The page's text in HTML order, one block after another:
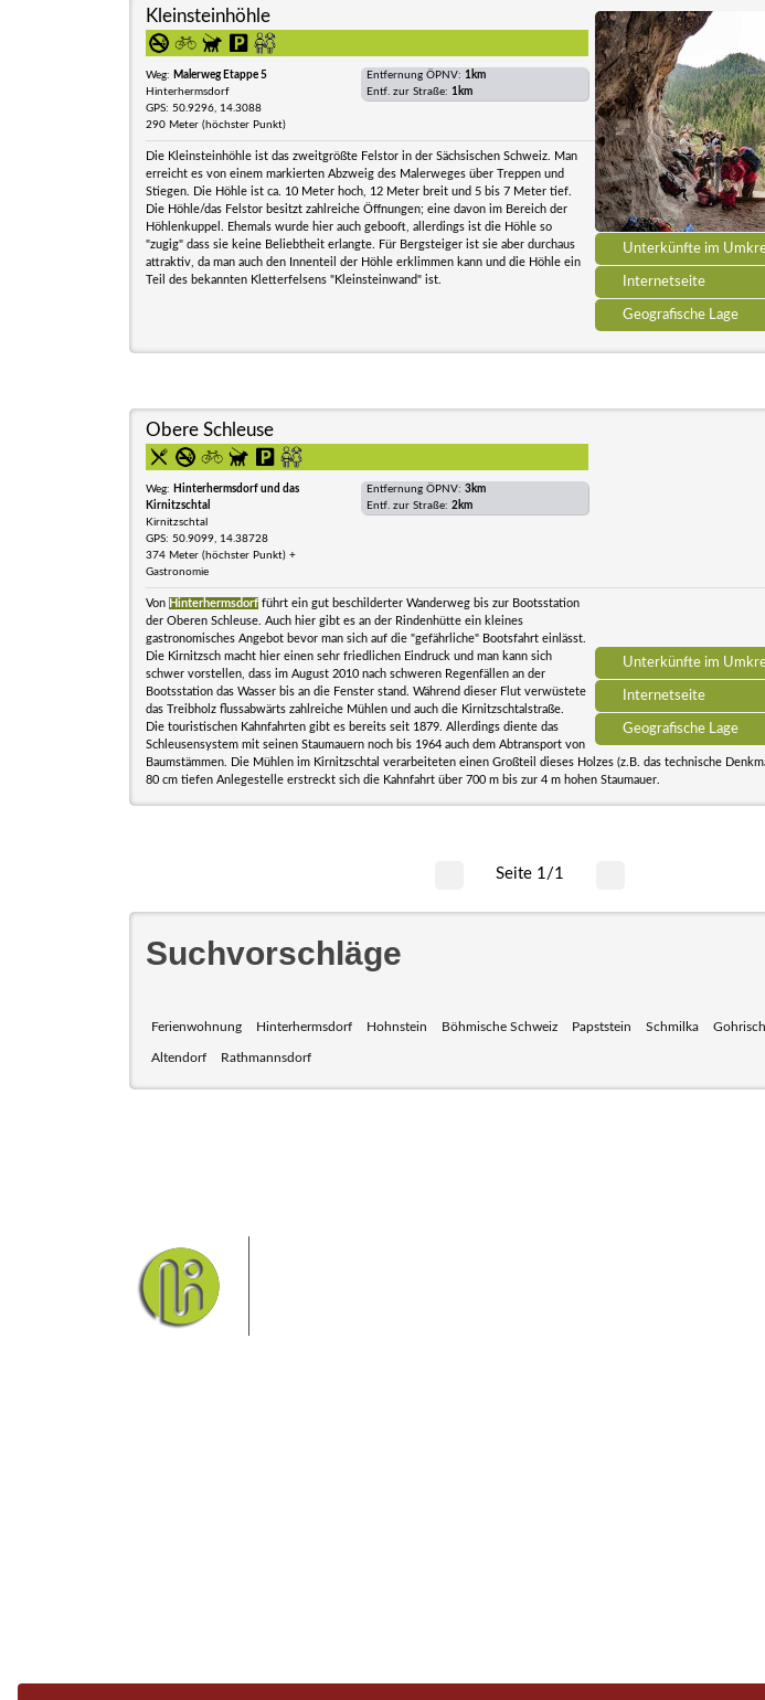
Unterkünfte im
Internetseite
Geografische Lage
Kleinsteinhöhle
Weg: Malerweg Etappe 5
Hinterhermsdorf
GPS: 50.9296, 14.3088
290 Meter (höchster Punkt)
Entfernung ÖPNV: 1km
Entf. zur Straße: 1km
Die Kleinsteinhöhle ist das zweitgrößte Felstor in der Sächsischen Schweiz. Man
erreicht es von einem markierten Abzweig des Malerweges über Treppen und
Stiegen. Die Höhle ist ca. 10 Meter hoch, 12 Meter breit und 5 bis 7 Meter tief.
Die Höhle/das Felstor besitzt zahlreiche Öffnungen; eine davon im Bereich der
Höhlenkuppel. Ehemals wurde hier auch gebooft, allerdings ist die Höhle so
"zugig" dass sie keine Beliebtheit erlangte. Für Bergsteiger ist sie aber durchaus
attraktiv, da man auch den Innenteil der Höhle erklimmen kann und die Höhle ein
Teil des bekannten Kletterfelsens "Kleinsteinwand" ist.
Unterkünfte im
Internetseite
Geografische Lage
Obere Schleuse
Weg: Hinterhermsdorf und das
Kirnitzschtal
Kirnitzschtal
GPS: 50.9099, 14.38728
374 Meter (höchster Punkt) +
Gastronomie
Entfernung ÖPNV: 3km
Entf. zur Straße: 2km
Von Hinterhermsdorf führt ein gut beschilderter Wanderweg bis zur Bootsstation
der Oberen Schleuse. Auch hier gibt es an der Rindenhütte ein kleines
gastronomisches Angebot bevor man sich auf die "gefährliche" Bootsfahrt einlässt.
Die Kirnitzsch macht hier einen sehr friedlichen Eindruck und man kann sich
schwer vorstellen, dass im August 2010 nach schweren Regenfällen an der
Bootsstation das Wasser bis an die Fenster stand. Während dieser Flut verwüstete
das Treibholz flussabwärts zahlreiche Mühlen und auch die Kirnitzschtalstraße.
Die touristischen Kahnfahrten gibt es bereits seit 1879. Allerdings diente das
Schleusensystem mit seinen Staumauern noch bis 1964 auch dem Abtransport von
Baumstämmen. Die Mühlen im Kirnitzschtal verarbeiteten einen Großteil dieses Holzes (z.B. das technische
80 cm tiefen Anlegestelle erstreckt sich die Kahnfahrt über 700 m bis zur 4 m hohen Staumauer.
Seite 1/1
Suchvorschläge
Ferienwohnung Hinterhermsdorf Hohnstein Böhmische Schweiz Papststein Schmilka Gohrisch
Altendorf Rathmannsdorf